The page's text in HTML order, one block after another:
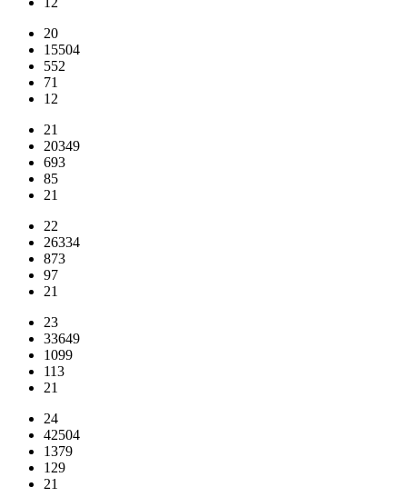
20
15504
552
71
12
21
20349
693
85
21
22
26334
873
97
21
23
33649
1099
113
21
24
42504
1379
129
21